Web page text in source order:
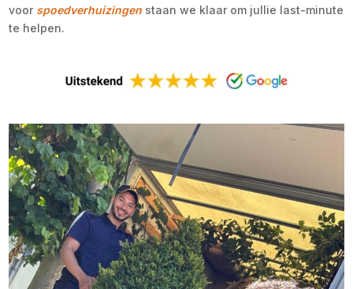
voor spoedverhuizingen staan we klaar om jullie last-minute
te helpen.